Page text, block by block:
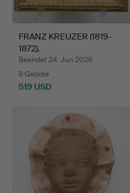
FRANZ KREUZER (1819-
1872).
LANDSCHAFTSGEMÄ…
Beendet 24. Jun 2026
9 Gebote
519 USD